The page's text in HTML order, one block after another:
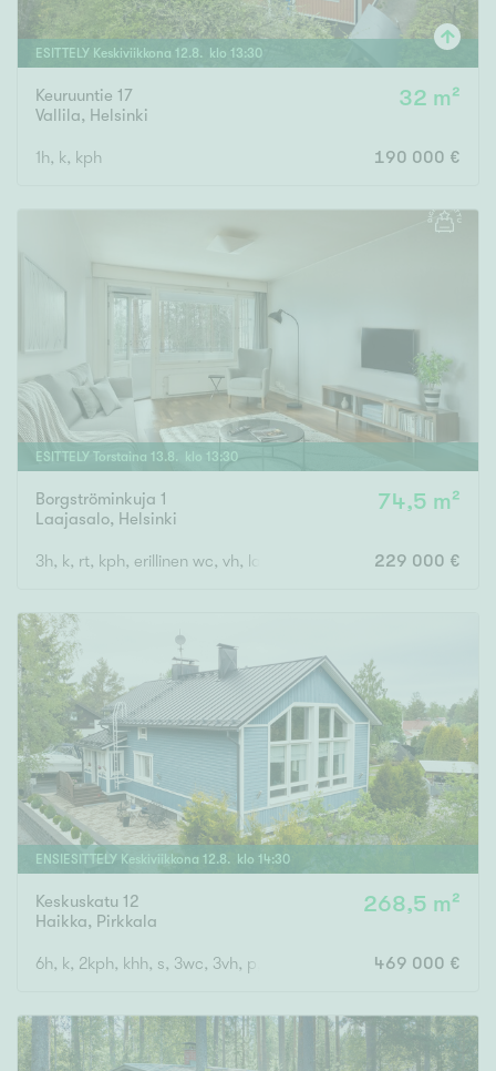
ESITTELY Keskiviikkona 12.8. klo 13:30
Keuruuntie 17
Vallila, Helsinki
32 m²
1h, k, kph 190 000 €
ESITTELY Torstaina 13.8. klo 13:30
Borgströminkuja 1
Laajasalo, Helsinki
74,5 m²
3h, k, rt, kph, erillinen wc, vh, lasitettu parveke 229 000 €
ENSIESITTELY Keskiviikkona 12.8. klo 14:30
Keskuskatu 12
Haikka, Pirkkala
268,5 m²
6h, k, 2kph, khh, s, 3wc, 3vh, p, terassi, läm.var, ak469 000 €